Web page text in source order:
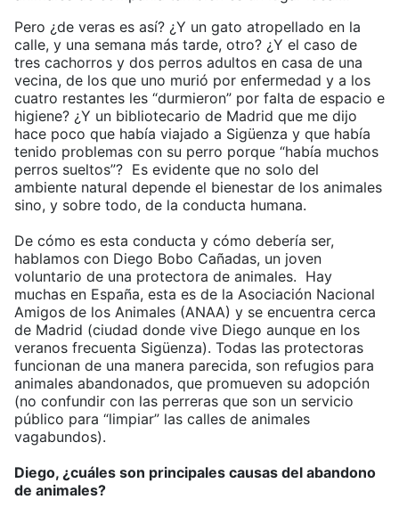
Pero ¿de veras es así? ¿Y un gato atropellado en la
calle, y una semana más tarde, otro? ¿Y el caso de
tres cachorros y dos perros adultos en casa de una
vecina, de los que uno murió por enfermedad y a los
cuatro restantes les “durmieron” por falta de espacio e
higiene? ¿Y un bibliotecario de Madrid que me dijo
hace poco que había viajado a Sigüenza y que había
tenido problemas con su perro porque “había muchos
perros sueltos”? Es evidente que no solo del
ambiente natural depende el bienestar de los animales
sino, y sobre todo, de la conducta humana.
De cómo es esta conducta y cómo debería ser,
hablamos con Diego Bobo Cañadas, un joven
voluntario de una protectora de animales. Hay
muchas en España, esta es de la Asociación Nacional
Amigos de los Animales (ANAA) y se encuentra cerca
de Madrid (ciudad donde vive Diego aunque en los
veranos frecuenta Sigüenza). Todas las protectoras
funcionan de una manera parecida, son refugios para
animales abandonados, que promueven su adopción
(no confundir con las perreras que son un servicio
público para “limpiar” las calles de animales
vagabundos).
Diego, ¿cuáles son principales causas del abandono
de animales?